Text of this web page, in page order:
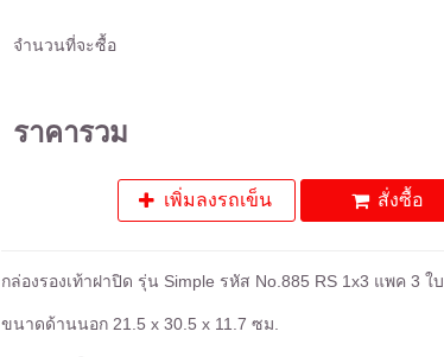
จำนวนที่จะซื้อ
ราคารวม
เพิ่มลงรถเข็น สั่งซื้อ
กล่องรองเท้าฝาปิด รุ่น Simple รหัส No.885 RS 1x3 แพค 3 ใบ
ขนาดด้านนอก 21.5 x 30.5 x 11.7 ซม.